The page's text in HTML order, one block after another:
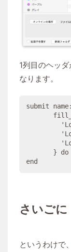
1列目のヘッ
なります。
submit name
'
'
'
       }
do
end
さいごに
というわけで